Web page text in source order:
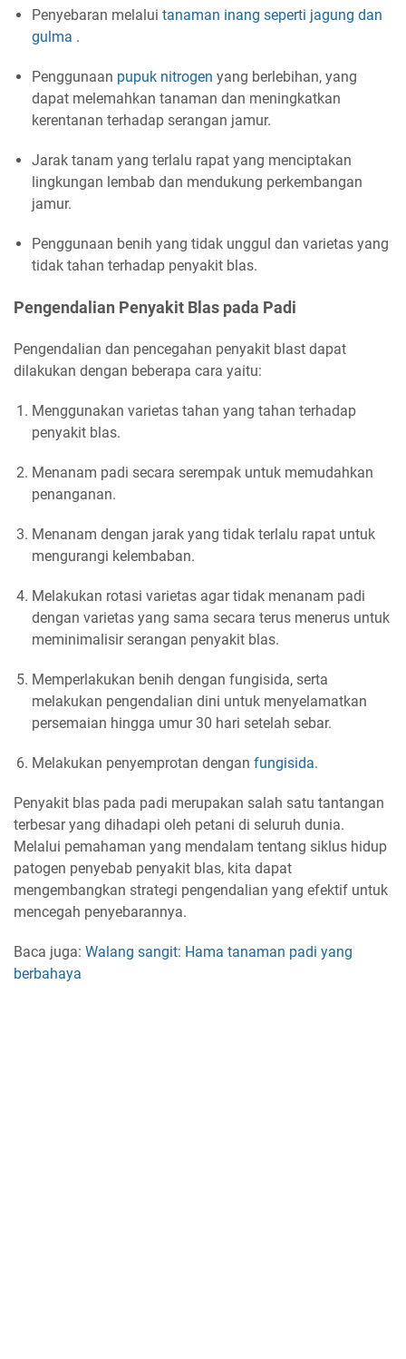
Penyebaran melalui tanaman inang seperti jagung dan
gulma .
Penggunaan pupuk nitrogen yang berlebihan, yang
dapat melemahkan tanaman dan meningkatkan
kerentanan terhadap serangan jamur.
Jarak tanam yang terlalu rapat yang menciptakan
lingkungan lembab dan mendukung perkembangan
jamur.
Penggunaan benih yang tidak unggul dan varietas yang
tidak tahan terhadap penyakit blas.
Pengendalian Penyakit Blas pada Padi
Pengendalian dan pencegahan penyakit blast dapat
dilakukan dengan beberapa cara yaitu:
Menggunakan varietas tahan yang tahan terhadap
penyakit blas.
Menanam padi secara serempak untuk memudahkan
penanganan.
Menanam dengan jarak yang tidak terlalu rapat untuk
mengurangi kelembaban.
Melakukan rotasi varietas agar tidak menanam padi
dengan varietas yang sama secara terus menerus untuk
meminimalisir serangan penyakit blas.
Memperlakukan benih dengan fungisida, serta
melakukan pengendalian dini untuk menyelamatkan
persemaian hingga umur 30 hari setelah sebar.
Melakukan penyemprotan dengan fungisida.
Penyakit blas pada padi merupakan salah satu tantangan
terbesar yang dihadapi oleh petani di seluruh dunia.
Melalui pemahaman yang mendalam tentang siklus hidup
patogen penyebab penyakit blas, kita dapat
mengembangkan strategi pengendalian yang efektif untuk
mencegah penyebarannya.
Baca juga: Walang sangit: Hama tanaman padi yang
berbahaya